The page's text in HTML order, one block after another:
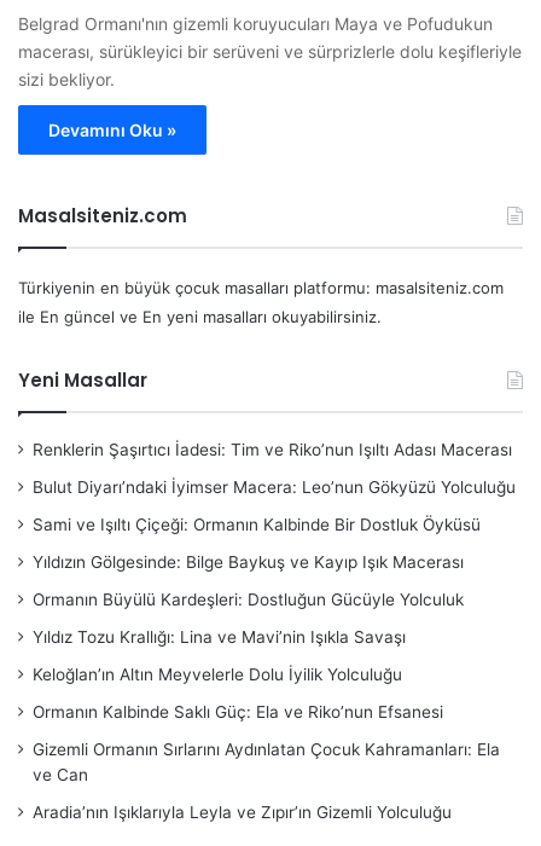
Belgrad Ormanı'nın gizemli koruyucuları Maya ve Pofudukun
macerası, sürükleyici bir serüveni ve sürprizlerle dolu keşifleriyle
sizi bekliyor.
Devamını Oku »
Masalsiteniz.com
Türkiyenin en büyük çocuk masalları platformu: masalsiteniz.com
ile En güncel ve En yeni masalları okuyabilirsiniz.
Yeni Masallar
Renklerin Şaşırtıcı İadesi: Tim ve Riko’nun Işıltı Adası Macerası
Bulut Diyarı’ndaki İyimser Macera: Leo’nun Gökyüzü Yolculuğu
Sami ve Işıltı Çiçeği: Ormanın Kalbinde Bir Dostluk Öyküsü
Yıldızın Gölgesinde: Bilge Baykuş ve Kayıp Işık Macerası
Ormanın Büyülü Kardeşleri: Dostluğun Gücüyle Yolculuk
Yıldız Tozu Krallığı: Lina ve Mavi’nin Işıkla Savaşı
Keloğlan’ın Altın Meyvelerle Dolu İyilik Yolculuğu
Ormanın Kalbinde Saklı Güç: Ela ve Riko’nun Efsanesi
Gizemli Ormanın Sırlarını Aydınlatan Çocuk Kahramanları: Ela
ve Can
Aradia’nın Işıklarıyla Leyla ve Zıpır’ın Gizemli Yolculuğu